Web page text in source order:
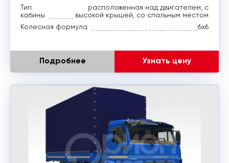
Тип
кабины
расположенная над двигателем, с
высокой крышей, со спальным местом
Колесная формула
6х6
Подробнее Узнать цену